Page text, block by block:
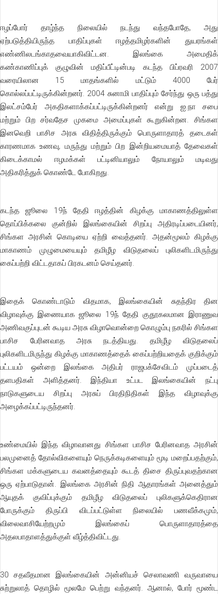
ஈழப்போர் தாழ்ந்த நிலையில் நடந்து வந்தபோதே, அது
ஏற்படுத்தியிருந்த பாதிப்புகள் ஈழத்தமிழர்களின் துயரங்கள்
எண்ணிலடங்காதவையாகிவிட்டன. இலங்கை அமைதிக்
கண்காணிப்புக் குழுவின் மதிப்பீட்டின்படி கடந்த பிப்ரவரி 2007
வரையிலான 15 மாதங்களில் மட்டும் 4000 பேர்
கொல்லப்பட்டிருக்கின்றனர். 2004 சுனாமி பாதிப்பும் சேர்ந்து ஒரு பத்து
இலட்சம்பேர் அகதிகளாக்கப்பட்டிருக்கின்றனர் என்று ஐ.நா சபை
மற்றும் பிற சர்வதேச முகமை அமைப்புகள் கூறுகின்றன. சிங்கள
இனவெறி பாசிச அரசு விதித்திருக்கும் பொருளாதாரத் தடைகள்
காரணமாக உணவு, மருந்து மற்றும் பிற இன்றியமையாத் தேவைகள்
கிடைக்காமல் ஈழமக்கள் பட்டினியாலும் நோயாலும் மடிவது
அதிகரித்துக் கொண்டே போகிறது.
கடந்த ஜூலை 19ந் தேதி ஈழத்தின் கிழக்கு மாகாணத்திலுள்ள
தொப்பிக்கலை குன்றில் இலங்கையின் சிறப்பு அதிரடிப்படையினர்,
சிங்கள அரசின் கொடியை ஏற்றி வைத்தனர். அதன்மூலம் கிழக்கு
மாகாணம் முழுமையையும் தமிழீழ விடுதலைப் புலிகளிடமிருந்து
கைப்பற்றி விட்டதாகப் பிரகடனம் செய்தனர்.
இதைக் கொண்டாடும் விதமாக, இலங்கையின் சுதந்திர தின
விழாவுக்கு இணையாக ஜூலை 19ந் தேதி குதூகலமான இராணுவ
அணிவகுப்புடன் கூடிய அரசு விழாவொன்றை கொழும்பு நகரில் சிங்கள
பாசிச பேரினவாத அரசு நடத்தியது. தமிழீழ விடுதலைப்
புலிகளிடமிருந்து கிழக்கு மாகாணத்தைக் கைப்பற்றியதைக் குறிக்கும்
பட்டயம் ஒன்றை இலங்கை அதிபர் ராஜபக்சேவிடம் முப்படைத்
தளபதிகள் அளித்தனர். இந்தியா உட்பட இலங்கையின் நட்பு
நாடுகளுடைய சிறப்பு அரசுப் பிரதிநிதிகள் இந்த விழாவுக்கு
அழைக்கப்பட்டிருந்தனர்.
உண்மையில் இந்த விழாவானது சிங்கள பாசிச பேரினவாத அரசின்
பலமுனைத் தோல்விகளையும் நெருக்கடிகளையும் மூடி மறைப்பதற்கும்,
சிங்கள மக்களுடைய கவனத்தையும் கூடத் திசை திருப்புவதற்கான
ஒரு ஏற்பாடுதான். இலங்கை அரசின் நிதி ஆதாரங்கள் அனைத்தும்
ஆயுதக் குவிப்புக்கும் தமிழீழ விடுதலைப் புலிகளுக்கெதிரான
போருக்கும் திருப்பி விடப்பட்டுள்ள நிலையில் பணவீக்கமும்,
விலைவாசியேற்றமும் இலங்கைப் பொருளாதாரத்தை
அதலபாதாளத்துக்குள் வீழ்த்திவிட்டது.
30 சதவீதமான இலங்கையின் அன்னியச் செலாவணி வருவாயை
சுற்றுலாத் தொழில் மூலமே பெற்று வந்தனர். ஆனால், போர் மூண்ட